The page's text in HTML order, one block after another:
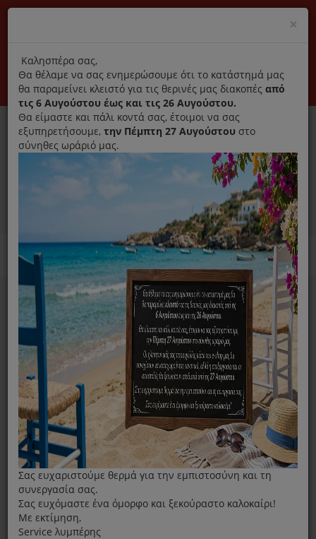
Αποκλειστικά γνήσια ανταλλακτικά
Σύνδεση Εγγραφή Εταιρεία Επικοινωνία
0
Ανταλλακτικά ηλεκτρικών συσκευών MENU
Home Σκούπα
Φίλτρα Σκούπας
Φίλτρο HEPA Rowenta ZR004501
×
title
Καλησπέρα σας,
Θα θέλαμε να σας ενημερώσουμε ότι το κατάστημά μας
θα παραμείνει κλειστό για τις θερινές μας διακοπές από
τις 6 Αυγούστου έως και τις 26 Αυγούστου.
Θα είμαστε και πάλι κοντά σας, έτοιμοι να σας
εξυπηρετήσουμε, την Πέμπτη 27 Αυγούστου στο
σύνηθες ωράριό μας.
Σας ευχαριστούμε θερμά για την εμπιστοσύνη και τη
συνεργασία σας.
Σας ευχόμαστε ένα όμορφο και ξεκούραστο καλοκαίρι!
Με εκτίμηση,
Service λυμπέρης